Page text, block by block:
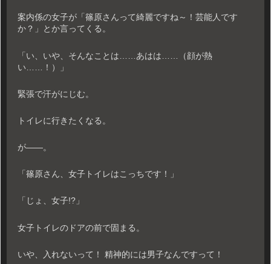
案内係の女子が「篠原さんって綺麗ですね～！芸能人です
か？」とか言ってくる。
「い、いや、そんなことは……あはは……（顔が熱
い……！）」
緊張で汗がにじむ。
トイレに行きたくなる。
が――。
「篠原さん、女子トイレはこっちです！」
「じょ、女子!?」
女子トイレのドアの前で固まる。
いや、入れないって！ 精神的には男子なんですって！